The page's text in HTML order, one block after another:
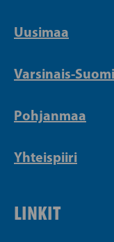
Uusimaa
Varsinais-Suomi
Pohjanmaa
Yhteispiiri
LINKIT